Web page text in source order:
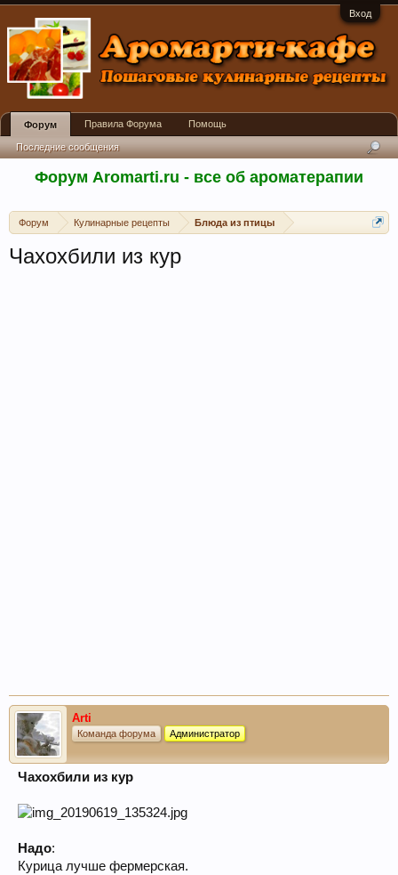
Вход
Форум Aromarti.ru - все об ароматерапии
Форум Кулинарные рецепты Блюда из птицы
Чахохбили из кур
Arti
Команда форума Администратор
Чахохбили из кур
Надо:
Курица лучше фермерская.
Форум
Последние сообщения
Правила Форума Помощь